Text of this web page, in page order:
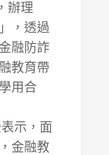
辦理
，透過
融防詐
教育帶
用合
示，面
金融教